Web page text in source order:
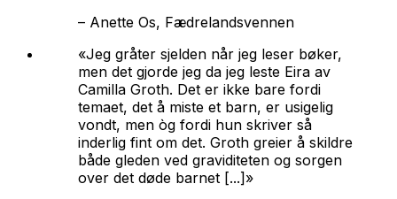
– Anette Os, Fædrelandsvennen
«Jeg gråter sjelden når jeg leser bøker,
men det gjorde jeg da jeg leste Eira av
Camilla Groth. Det er ikke bare fordi
temaet, det å miste et barn, er usigelig
vondt, men òg fordi hun skriver så
inderlig fint om det. Groth greier å skildre
både gleden ved graviditeten og sorgen
over det døde barnet [...]»